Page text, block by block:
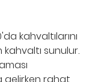
kahvaltılarını
sunulur.